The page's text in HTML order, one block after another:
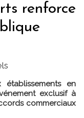
renforce
en
exclusif à
commerciaux